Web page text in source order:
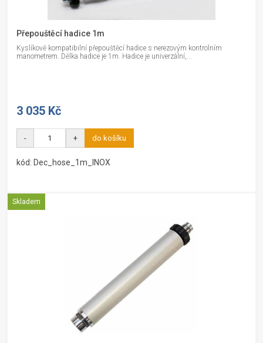
Přepouštěcí hadice 1m
Kyslíkově kompatibilní přepouštěcí hadice s nerezovým kontrolním
manometrem. Dělka hadice je 1m. Hadice je univerzální,...
3 035 Kč
- + do košíku
kód: Dec_hose_1m_INOX
Skladem